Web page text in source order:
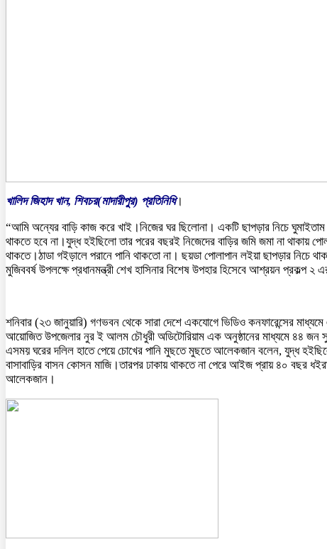
খালিদ জিহাদ খান, শিবচর(মাদারীপুর) প্রতিনিধি।
“আমি অন্যের বাড়ি কাজ করে খাই।নিজের ঘর ছিলোনা। একটি ছাপড়ার নিচে
থাকতে হবে না।যুদ্ধ হইছিলো তার পরের বছরই নিজেদের বাড়ির জমি জমা না থাকায়
থাকতে।ঠাডা গইড়ালে পরানে পানি থাকতো না। ছয়ডা পোলাপান লইয়া ছাপড়ার
মুজিববর্ষ উপলক্ষে প্রধানমন্ত্রী শেখ হাসিনার বিশেষ উপহার হিসেবে আশ্রয়ন
শনিবার (২৩ জানুয়ারি) গণভবন থেকে সারা দেশে একযোগে ভিডিও কনফারেন্সের
আয়োজিত উপজেলার নুর ই আলম চৌধুরী অডিটোরিয়াম এক অনুষ্ঠানের মাধ্যমে ৪৪ জন
এসময় ঘরের দলিল হাতে পেয়ে চোখের পানি মুছতে মুছতে আলেকজান বলেন, যুদ্ধ
বাসাবাড়ির বাসন কোসন মাজি।তারপর ঢাকায় থাকতে না পেরে আইজ প্রায় ৪০ বছর
আলেকজান।